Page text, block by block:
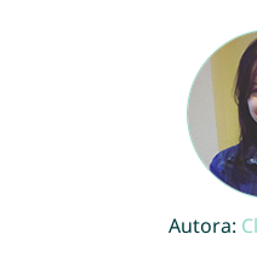
Autora: